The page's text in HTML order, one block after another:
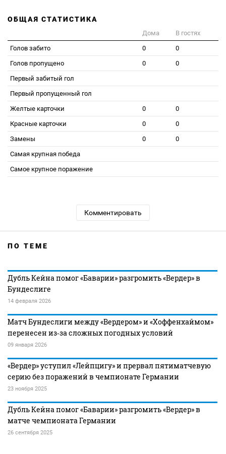
ОБЩАЯ СТАТИСТИКА
Дома
В гостях
Голов забито
0
0
Голов пропущено
0
0
Первый забитый гол
Первый пропущенный гол
Желтые карточки
0
0
Красные карточки
0
0
Замены
0
0
Самая крупная победа
Самое крупное поражение
Комментировать
ПО ТЕМЕ
Дубль Кейна помог «Баварии» разгромить «Вердер» в
Бундеслиге
14 февраля 2026
Матч Бундеслиги между «Вердером» и «Хоффенхаймом»
перенесен из‑за сложных погодных условий
09 января 2026
«Вердер» уступил «Лейпцигу» и прервал пятиматчевую
серию без поражений в чемпионате Германии
23 ноября 2025
Дубль Кейна помог «Баварии» разгромить «Вердер» в
матче чемпионата Германии
26 сентября 2025